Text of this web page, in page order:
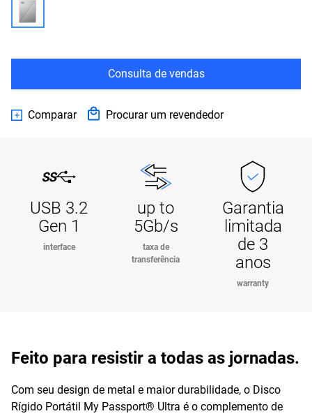
Consulta de vendas
Comparar Procurar um revendedor
USB 3.2
Gen 1
interface
up to
5Gb/s
taxa de
transferência
Garantia
limitada
de 3
anos
warranty
Feito para resistir a todas as jornadas.
Com seu design de metal e maior durabilidade, o Disco
Rígido Portátil My Passport® Ultra é o complemento de